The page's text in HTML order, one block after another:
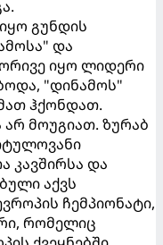
გუნდის
და
იყო ლიდერი
"დინამოს"
ჰქონდათ.
მოუგიათ. ზურაბ
კავშირსა და
აქვს
ჩემპიონატი,
რომელიც